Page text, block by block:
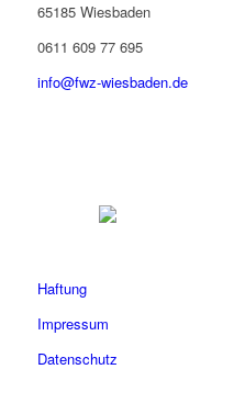
65185 Wiesbaden
0611 609 77 695
info@fwz-wiesbaden.de
Haftung
Impressum
Datenschutz